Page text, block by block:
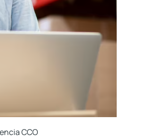
CCO